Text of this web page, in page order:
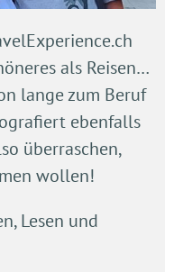
als Reisen…
lange zum Beruf
ebenfalls
überraschen,
wollen!
Lesen und